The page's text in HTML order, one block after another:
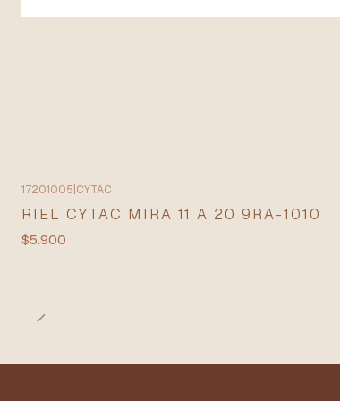
17201005 CYTAC
RIEL CYTAC MIRA 11 A 20 9RA-1010
$5.900